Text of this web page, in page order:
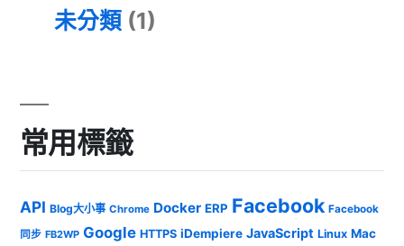
未分類 (1)
常用標籤
API Blog大小事 Chrome Docker ERP Facebook Facebook
同步 FB2WP Google HTTPS iDempiere JavaScript Linux Mac